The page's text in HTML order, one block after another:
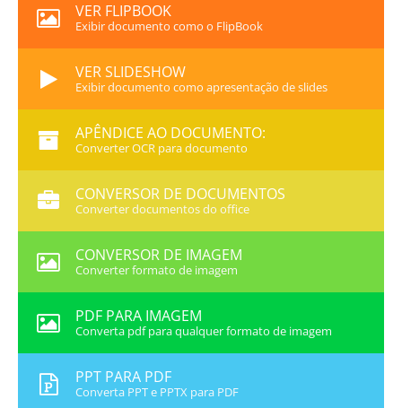
VER FLIPBOOK
Exibir documento como o FlipBook
VER SLIDESHOW
Exibir documento como apresentação de slides
APÊNDICE AO DOCUMENTO:
Converter OCR para documento
CONVERSOR DE DOCUMENTOS
Converter documentos do office
CONVERSOR DE IMAGEM
Converter formato de imagem
PDF PARA IMAGEM
Converta pdf para qualquer formato de imagem
PPT PARA PDF
Converta PPT e PPTX para PDF